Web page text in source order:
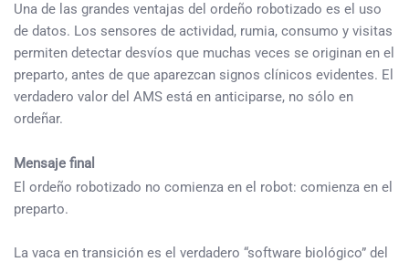
Una de las grandes ventajas del ordeño robotizado es el uso
de datos. Los sensores de actividad, rumia, consumo y visitas
permiten detectar desvíos que muchas veces se originan en el
preparto, antes de que aparezcan signos clínicos evidentes. El
verdadero valor del AMS está en anticiparse, no sólo en
ordeñar.
Mensaje final
El ordeño robotizado no comienza en el robot: comienza en el
preparto.
La vaca en transición es el verdadero “software biológico” del